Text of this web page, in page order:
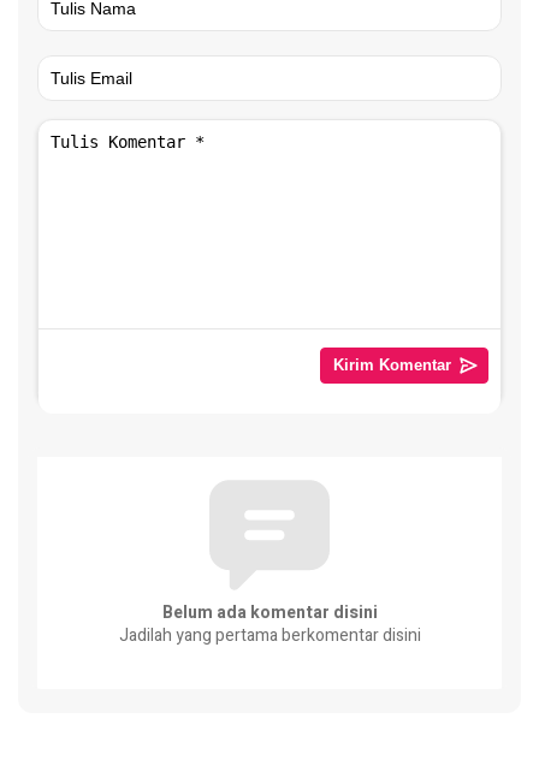
Belum ada komentar disini
Jadilah yang pertama berkomentar disini